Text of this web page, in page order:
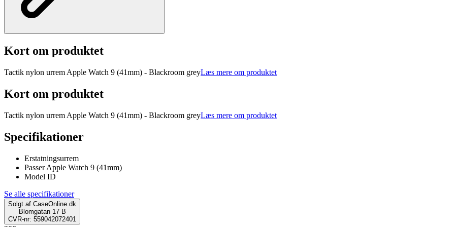
Kort om produktet
Tactik nylon urrem Apple Watch 9 (41mm) - Blackroom greyLæs mere om produktet
Kort om produktet
Tactik nylon urrem Apple Watch 9 (41mm) - Blackroom greyLæs mere om produktet
Specifikationer
Erstatningsurrem
Passer Apple Watch 9 (41mm)
Model ID
Se alle specifikationer
Solgt af CaseOnline.dk
Blomgatan 17 B
CVR-nr: 559042072401